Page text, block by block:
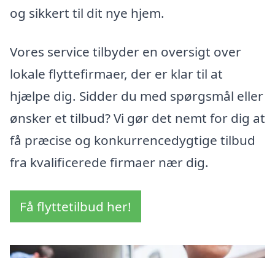
og sikkert til dit nye hjem.
Vores service tilbyder en oversigt over
lokale flyttefirmaer, der er klar til at
hjælpe dig. Sidder du med spørgsmål eller
ønsker et tilbud? Vi gør det nemt for dig at
få præcise og konkurrencedygtige tilbud
fra kvalificerede firmaer nær dig.
Få flyttetilbud her!